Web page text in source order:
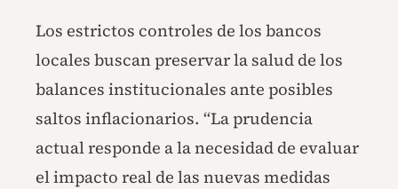
Los estrictos controles de los bancos
locales buscan preservar la salud de los
balances institucionales ante posibles
saltos inflacionarios. “La prudencia
actual responde a la necesidad de evaluar
el impacto real de las nuevas medidas